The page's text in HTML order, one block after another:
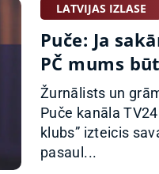
LATVIJAS IZLASE
Puče: Ja
PČ mums
Žurnālists un
Puče kanāla
klubs” izteicis
pasaul...